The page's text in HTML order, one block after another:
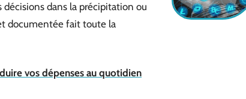
décisions dans la précipitation ou
documentée fait toute la
vos dépenses au quotidien